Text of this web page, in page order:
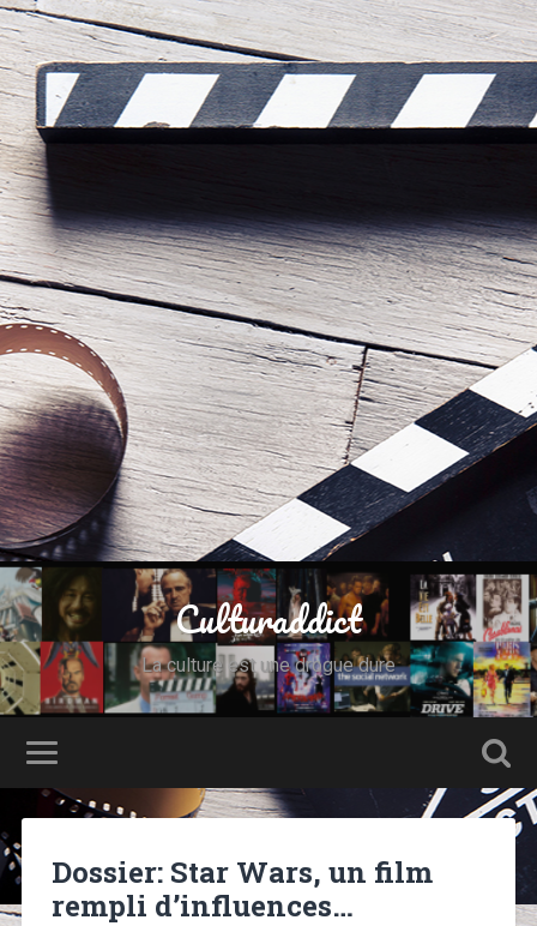
Culturaddict
La culture est une drogue dure
Dossier: Star Wars, un film
rempli d’influences…